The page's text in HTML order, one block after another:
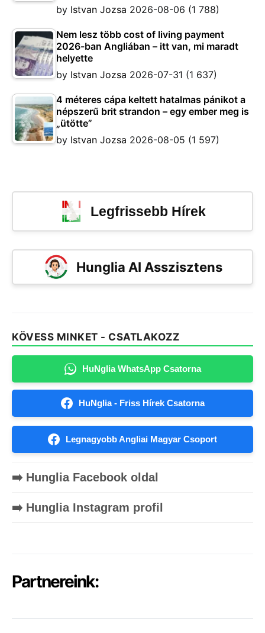
by Istvan Jozsa 2026-08-06 (1 788)
Nem lesz több cost of living payment
2026-ban Angliában – itt van, mi maradt
helyette
by Istvan Jozsa 2026-07-31 (1 637)
4 méteres cápa keltett hatalmas pánikot a
népszerű brit strandon – egy ember meg is
„ütötte”
by Istvan Jozsa 2026-08-05 (1 597)
Legfrissebb Hírek
Hunglia AI Asszisztens
KÖVESS MINKET - CSATLAKOZZ
HuNglia WhatsApp Csatorna
HuNglia - Friss Hírek Csatorna
Legnagyobb Angliai Magyar Csoport
➡️ Hunglia Facebook oldal
➡️ Hunglia Instagram profil
Partnereink: